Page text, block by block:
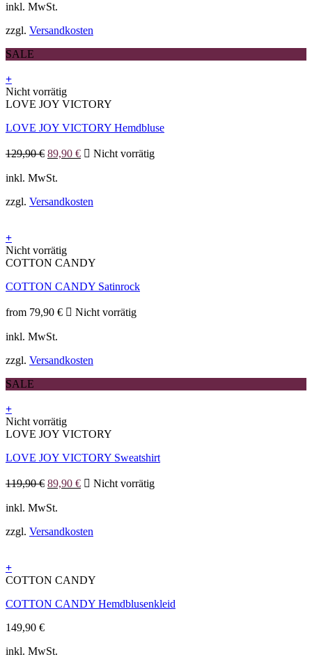
Die
können
auf
der
gewählt
werden
war:
inkl. MwSt.
zzgl. Versandkosten
SALE
+
Dieses
Produkt
mehrere
auf.
Optionen
auf
gewählt
werden
Nicht vorrätig
LOVE JOY VICTORY
LOVE JOY VICTORY Hemdbluse
129,90€ Ursprünglicher
war:
89,90 €Aktueller
Nicht vorrätig
inkl. MwSt.
zzgl. Versandkosten
+
Dieses
Produkt
mehrere
auf.
Optionen
auf
Produktseite
werden
Nicht vorrätig
COTTON CANDY
COTTON CANDY Satinrock
from 79,90 € Nicht vorrätig
inkl. MwSt.
zzgl. Versandkosten
SALE
+
Dieses
Produkt
mehrere
auf.
Optionen
auf
gewählt
werden
Nicht vorrätig
LOVE JOY VICTORY
LOVE JOY VICTORY Sweatshirt
119,90€ Ursprünglicher
war:
89,90 €Aktueller
Nicht vorrätig
inkl. MwSt.
zzgl. Versandkosten
+
Dieses
weist
Varianten
COTTON CANDY
COTTON CANDY Hemdblusenkleid
149,90 €
inkl. MwSt.